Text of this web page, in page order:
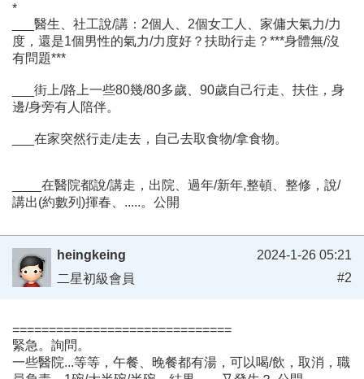
*
___醫生、社工說/講：2個人、2個女工人、家傭大氣力/力
度，還是1個男性的氣力/力度好？扶助行走？***身體無/沒
有問題***
___街上/路上一些80幾/80多歲、90歲自己行走、扶住，身
邊/身旁有人陪伴。
___在家突然行走/走去，自己去取食物/拿食物。
____在醫院都說/講走，出院、過年/新年,整頓、整修，說/
講出(約數列)揮春、.....。公開
heingkeing
二星初級會員
2024-1-26 05:21
#2
==============================
緊急。詢問。
一些醫院...等等，午餐、晚餐都有湯，可以喝/飲，取消，職